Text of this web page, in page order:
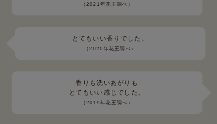
（2021年花王調べ）
とてもいい香りでした。
（2020年花王調べ）
香りも洗いあがりも
とてもいい感じでした。
（2019年花王調べ）